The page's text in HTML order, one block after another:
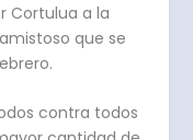
Cortulua a la
que se
contra todos